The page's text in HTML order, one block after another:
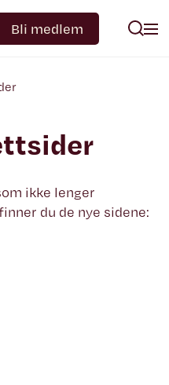
Bli medlem
ikke lenger
du de nye sidene: